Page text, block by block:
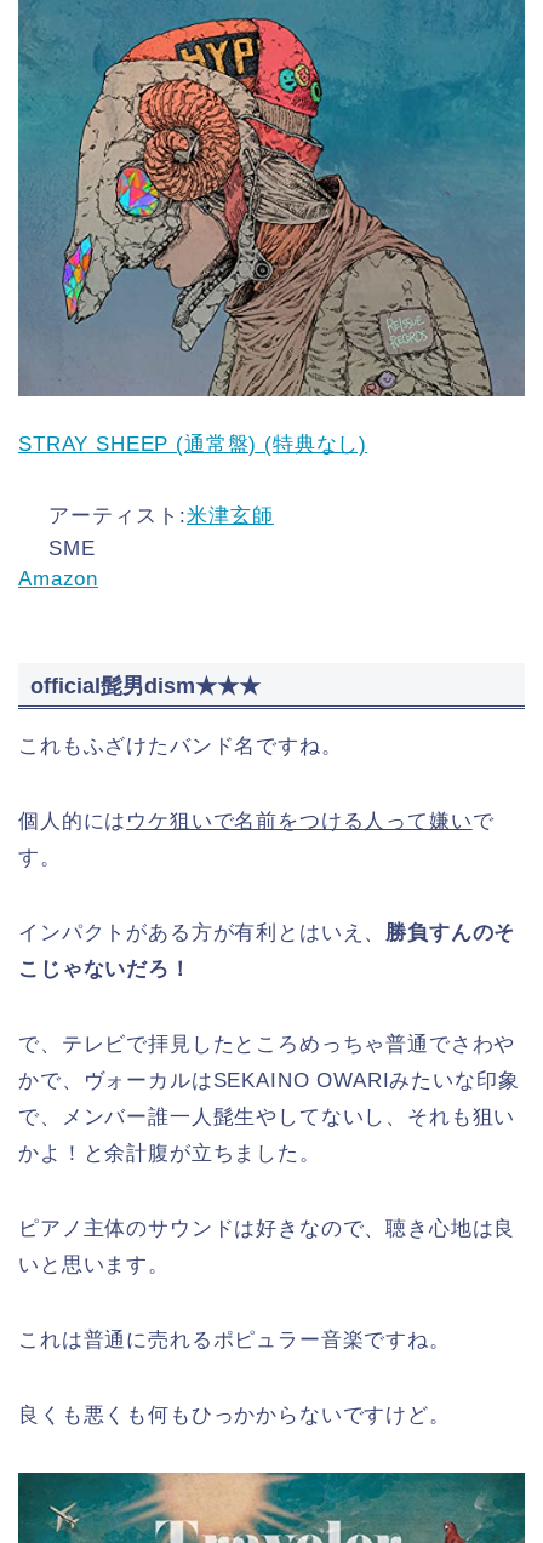
STRAY SHEEP (通常盤) (特典なし)
アーティスト:米津玄師
SME
Amazon
official髭男dism★★★
これもふざけたバンド名ですね。
個人的には ウケ狙いで名前をつける人って嫌いで
す。
インパクトがある方が有利とはいえ、 勝負すんのそ
こじゃないだろ！
で、テレビで拝見したところめっちゃ普通でさわや
かで、ヴォーカルはSEKAINO OWARIみたいな印象
で、メンバー誰一人髭生やしてないし、それも狙い
かよ！と余計腹が立ちました。
ピアノ主体のサウンドは好きなので、聴き心地は良
いと思います。
これは普通に売れるポピュラー音楽ですね。
良くも悪くも何もひっかからないですけど。